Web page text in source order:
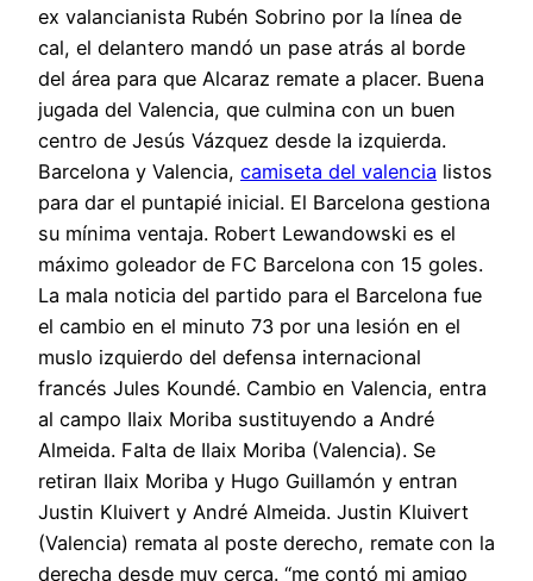
ex valancianista Rubén Sobrino por la línea de
cal, el delantero mandó un pase atrás al borde
del área para que Alcaraz remate a placer. Buena
jugada del Valencia, que culmina con un buen
centro de Jesús Vázquez desde la izquierda.
Barcelona y Valencia, camiseta del valencia listos
para dar el puntapié inicial. El Barcelona gestiona
su mínima ventaja. Robert Lewandowski es el
máximo goleador de FC Barcelona con 15 goles.
La mala noticia del partido para el Barcelona fue
el cambio en el minuto 73 por una lesión en el
muslo izquierdo del defensa internacional
francés Jules Koundé. Cambio en Valencia, entra
al campo Ilaix Moriba sustituyendo a André
Almeida. Falta de Ilaix Moriba (Valencia). Se
retiran Ilaix Moriba y Hugo Guillamón y entran
Justin Kluivert y André Almeida. Justin Kluivert
(Valencia) remata al poste derecho, remate con la
derecha desde muy cerca. “me contó mi amigo